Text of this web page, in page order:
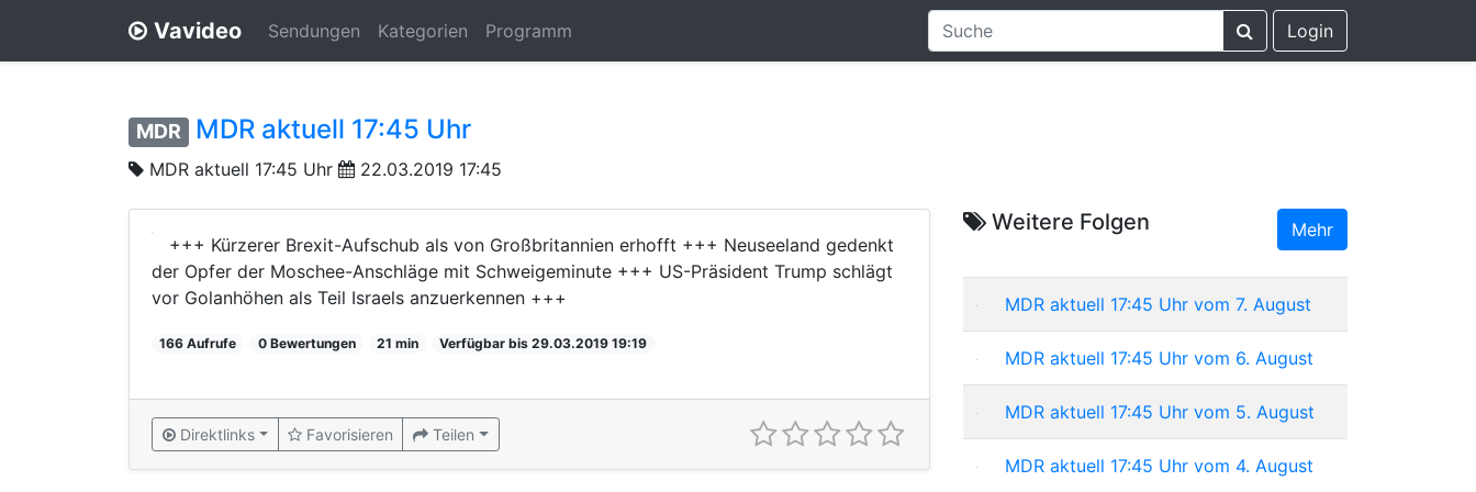
Vavideo Sendungen Kategorien Programm Login
MDR MDR aktuell 17:45 Uhr
MDR aktuell 17:45 Uhr 22.03.2019 17:45
+++ Kürzerer Brexit-Aufschub als von Großbritannien erhofft +++ Neuseeland gedenkt
der Opfer der Moschee-Anschläge mit Schweigeminute +++ US-Präsident Trump schlägt
vor Golanhöhen als Teil Israels anzuerkennen +++
166 Aufrufe 0 Bewertungen 21 min Verfügbar bis 29.03.2019 19:19
Direktlinks Favorisieren Teilen
Weitere Folgen Mehr
MDR aktuell 17:45 Uhr vom 7. August
MDR aktuell 17:45 Uhr vom 6. August
MDR aktuell 17:45 Uhr vom 5. August
MDR aktuell 17:45 Uhr vom 4. August